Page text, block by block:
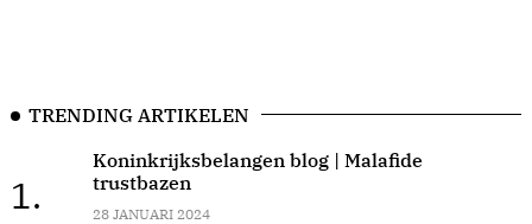
TRENDING ARTIKELEN
1.
Koninkrijksbelangen blog | Malafide
trustbazen
28 JANUARI 2024